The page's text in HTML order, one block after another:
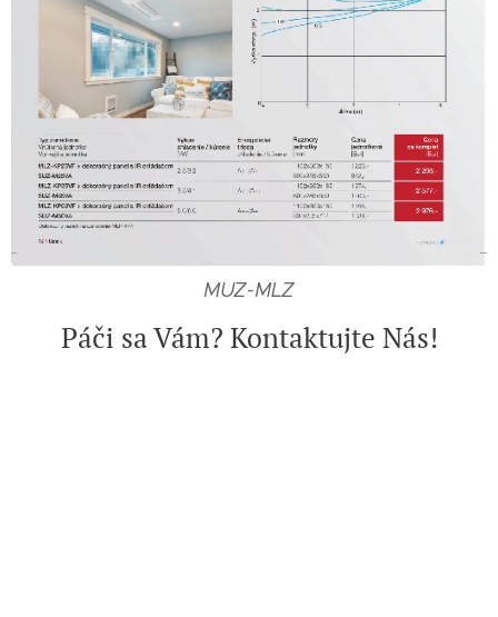
MUZ-MLZ
Páči sa Vám? Kontaktujte Nás!